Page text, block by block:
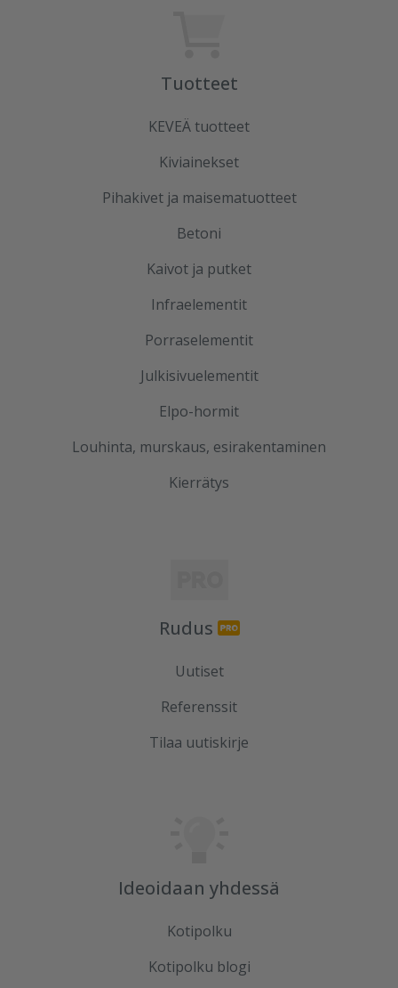
Tuotteet
KEVEÄ tuotteet
Kiviainekset
Pihakivet ja maisematuotteet
Betoni
Kaivot ja putket
Infraelementit
Porraselementit
Julkisivuelementit
Elpo-hormit
Louhinta, murskaus, esirakentaminen
Kierrätys
Rudus
Uutiset
Referenssit
Tilaa uutiskirje
Ideoidaan yhdessä
Kotipolku
Kotipolku blogi